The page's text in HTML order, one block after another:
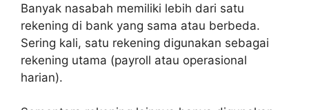
Banyak nasabah memiliki lebih dari satu
rekening di bank yang sama atau berbeda.
Sering kali, satu rekening digunakan sebagai
rekening utama (payroll atau operasional
harian).